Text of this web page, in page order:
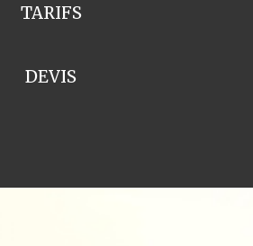
TARIFS
DEVIS